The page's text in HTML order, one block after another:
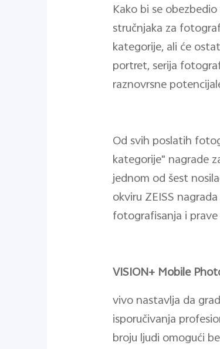
Kako bi se
stručnjaka za
kategorije, ali će
portret, serija
raznovrsne
Od svih poslatih
kategorije" nagrade
jednom od šest
okviru ZEISS
fotografisanja i
VISION+ Mobile
vivo nastavlja da
isporučivanja
broju ljudi omogući